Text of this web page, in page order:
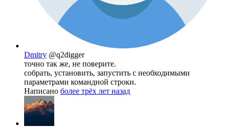
Dmitry @q2digger
точно так же, не поверите.
собрать, установить, запустить с необходимыми
параметрами командной строки.
Написано более трёх лет назад